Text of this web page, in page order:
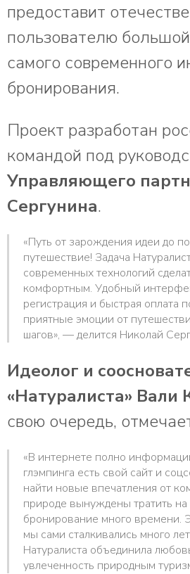
предоставит
пользователю
самого современного
бронирования.
Проект разработан
командой под
Управляющего
Сергунина.
«Путь от зарождения идеи до
путешествие! Задача
современных технологий
комфортным. Удобный
регистрация и быстрая оплата
приятные эмоции от
шагов», — делится Николай
Идеолог и
«Натуралиста» Вали
свою очередь,
«В интернете полно
глэмпинга есть свой сайт и
найти новые впечатления от
природе вынуждены тратить на
бронирование много времени.
мы сами сталкивались много
Натуралиста объединила
увлеченность природным